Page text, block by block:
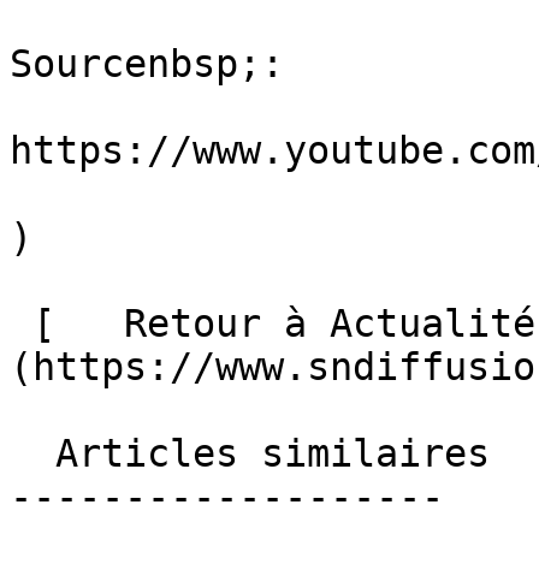
Sourcenbsp;:
https://
)
(https://
-------------------